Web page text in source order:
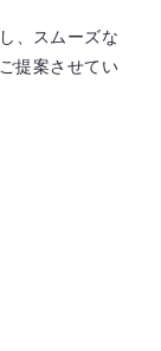
、スムーズな
提案させてい